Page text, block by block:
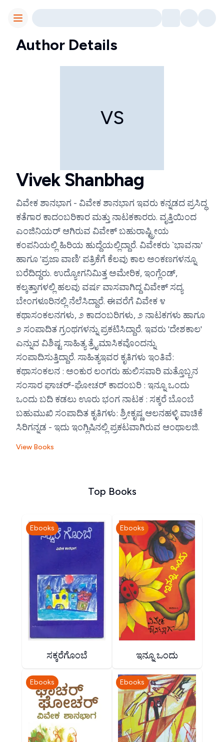
Toggle Menu
Author Details
VS
Vivek Shanbhag
ವಿವೇಕ ಶಾನಭಾಗ - ವಿವೇಕ ಶಾನಭಾಗ ಇವರು ಕನ್ನಡದ ಪ್ರಸಿದ್ಧ
ಕತೆಗಾರ ಕಾದಂಬರಿಕಾರ ಮತ್ತು ನಾಟಕಕಾರರು. ವೃತ್ತಿಯಿಂದ
ಎಂಜಿನಿಯರ್ ಆಗಿರುವ ವಿವೇಕ್ ಬಹುರಾಷ್ಟ್ರೀಯ
ಕಂಪನಿಯಲ್ಲಿ ಹಿರಿಯ ಹುದ್ದೆಯಲ್ಲಿದ್ದಾರೆ. ವಿವೇಕರು `ಭಾವನಾ'
ಹಾಗೂ 'ಪ್ರಜಾ ವಾಣಿ' ಪತ್ರಿಕೆಗೆ ಕೆಲವು ಕಾಲ ಅಂಕಣಗಳನ್ನೂ
ಬರೆದಿದ್ದರು. ಉದ್ಯೋಗನಿಮಿತ್ತ ಅಮೇರಿಕ, ಇಂಗ್ಲೆಂಡ್,
ಕಲ್ಕತ್ತಾಗಳಲ್ಲಿ ಹಲವು ವರ್ಷ ವಾಸವಾಗಿದ್ದ ವಿವೇಕ್ ಸದ್ಯ
ಬೇಂಗಳೂರಿನಲ್ಲಿ ನೆಲೆಸಿದ್ದಾರೆ. ಈವರೆಗೆ ವಿವೇಕ ೪
ಕಥಾಸಂಕಲನಗಳು, ೨ ಕಾದಂಬರಿಗಳು, ೨ ನಾಟಕಗಳು ಹಾಗೂ
೨ ಸಂಪಾದಿತ ಗ್ರಂಥಗಳನ್ನು ಪ್ರಕಟಿಸಿದ್ದಾರೆ. ಇವರು 'ದೇಶಕಾಲ'
ಎನ್ನುವ ವಿಶಿಷ್ಟ ಸಾಹಿತ್ಯ ತ್ರೈಮಾಸಿಕವೊಂದನ್ನು
ಸಂಪಾದಿಸುತ್ತಿದ್ದಾರೆ. ಸಾಹಿತ್ಯಇವರ ಕೃತಿಗಳು ಇಂತಿವೆ:
ಕಥಾಸಂಕಲನ : ಅಂಕುರ ಲಂಗರು ಹುಲಿಸವಾರಿ ಮತ್ತೊಬ್ಬನ
ಸಂಸಾರ ಘಾಚರ್-ಘೋಚರ್ ಕಾದಂಬರಿ : ಇನ್ನೂ ಒಂದು
ಒಂದು ಬದಿ ಕಡಲು ಊರು ಭಂಗ ನಾಟಕ : ಸಕ್ಕರೆ ಬೊಂಬೆ
ಬಹುಮುಖಿ ಸಂಪಾದಿತ ಕೃತಿಗಳು: ಶ್ರೀಕೃಷ್ಣ ಆಲನಹಳ್ಳಿ ವಾಚಿಕೆ
ಸಿರಿಗನ್ನಡ - ಇದು ಇಂಗ್ಲಿಷಿನಲ್ಲಿ ಪ್ರಕಟವಾಗಿರುವ ಆಂಥಾಲಜಿ.
View Books
Top Books
Ebooks
ಸಕ್ಕರೆಗೊಂಬೆ
Ebooks
ಇನ್ನೂ ಒಂದು
Ebooks Ebooks